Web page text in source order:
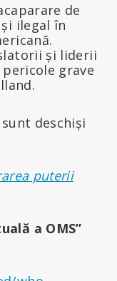
de
ilegal în
și liderii
grave
deschiși
puterii
a OMS”